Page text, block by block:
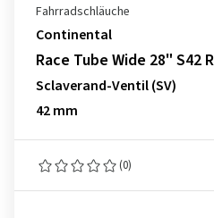
Fahrradschläuche
Continental
Race Tube Wide 28" S42
Sclaverand-Ventil (SV)
42 mm
(0)